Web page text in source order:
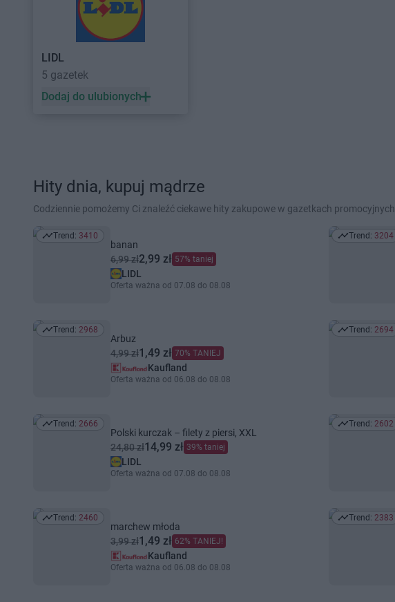
LIDL
5 gazetek
Dodaj do ulubionych
Hity dnia, kupuj mądrze
Codziennie pomożemy Ci znaleźć ciekawe hity zakupowe w gazetkach promocyjnych
Trend: 3410
Trend: 3410
banan
6,99 zł2,99 zł 57% taniej
LIDL
Oferta ważna od 07.08 do 08.08
Trend: 3204
Trend: 3204
Trend: 2968
Trend: 2968
Arbuz
4,99 zł1,49 zł 70% TANIEJ
Kaufland
Oferta ważna od 06.08 do 08.08
Trend: 2694
Trend: 2694
Trend: 2666
Trend: 2666
Polski kurczak – filety z piersi, XXL
24,80 zł14,99 zł 39% taniej
LIDL
Oferta ważna od 07.08 do 08.08
Trend: 2602
Trend: 2602
Trend: 2460
Trend: 2460
marchew młoda
3,99 zł1,49 zł 62% TANIEJ!
Kaufland
Oferta ważna od 06.08 do 08.08
Trend: 2383
Trend: 2383